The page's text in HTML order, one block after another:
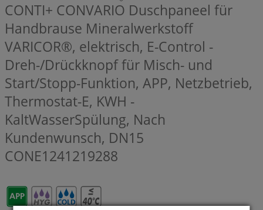
CONTI+ CONVARIO Duschpaneel für
Handbrause Mineralwerkstoff
VARICOR®, elektrisch, E-Control -
Dreh-/Drückknopf für Misch- und
Start/Stopp-Funktion, APP, Netzbetrieb,
Thermostat-E, KWH -
KaltWasserSpülung, Nach
Kundenwunsch, DN15
CONE1241219288